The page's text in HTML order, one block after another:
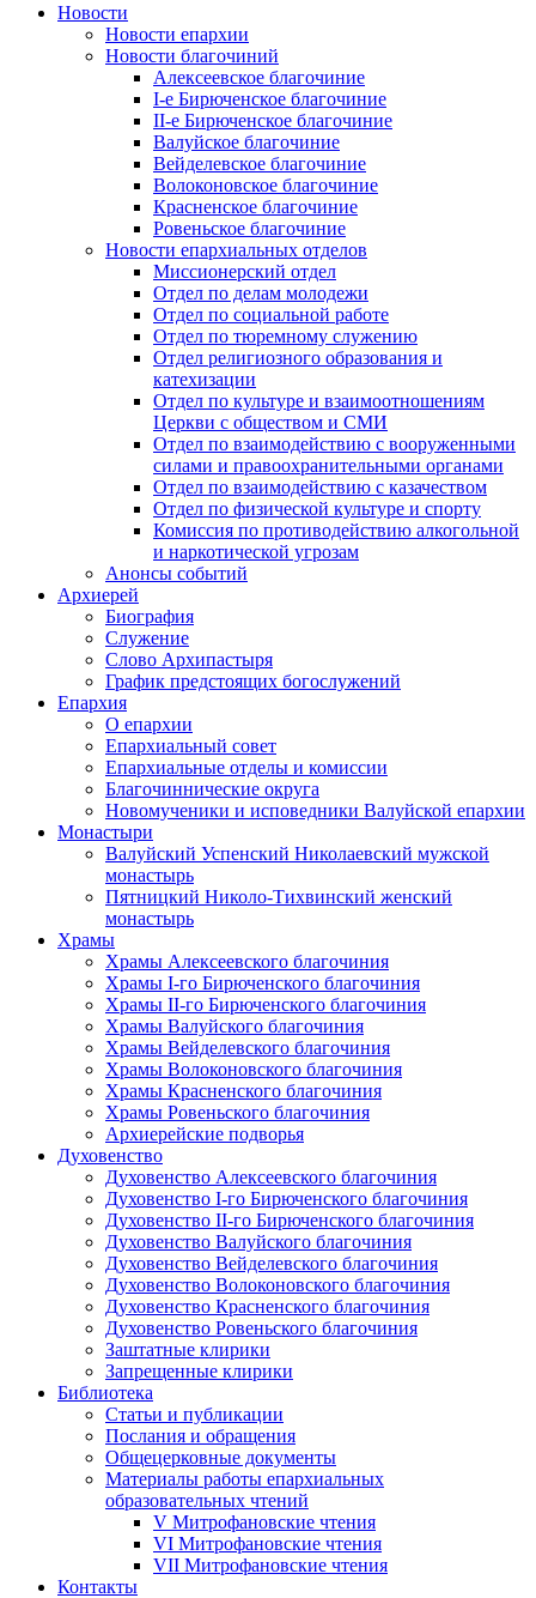
Новости
Новости епархии
Новости благочиний
Алексеевское благочиние
I-е Бирюченское благочиние
II-е Бирюченское благочиние
Валуйское благочиние
Вейделевское благочиние
Волоконовское благочиние
Красненское благочиние
Ровеньское благочиние
Новости епархиальных отделов
Миссионерский отдел
Отдел по делам молодежи
Отдел по социальной работе
Отдел по тюремному служению
Отдел религиозного образования и
катехизации
Отдел по культуре и взаимоотношениям
Церкви с обществом и СМИ
Отдел по взаимодействию с вооруженными
силами и правоохранительными органами
Отдел по взаимодействию с казачеством
Отдел по физической культуре и спорту
Комиссия по противодействию алкогольной
и наркотической угрозам
Анонсы событий
Архиерей
Биография
Служение
Слово Архипастыря
График предстоящих богослужений
Епархия
О епархии
Епархиальный совет
Епархиальные отделы и комиссии
Благочиннические округа
Новомученики и исповедники Валуйской епархии
Монастыри
Валуйский Успенский Николаевский мужской
монастырь
Пятницкий Николо-Тихвинский женский
монастырь
Храмы
Храмы Алексеевского благочиния
Храмы I-го Бирюченского благочиния
Храмы II-го Бирюченского благочиния
Храмы Валуйского благочиния
Храмы Вейделевского благочиния
Храмы Волоконовского благочиния
Храмы Красненского благочиния
Храмы Ровеньского благочиния
Архиерейские подворья
Духовенство
Духовенство Алексеевского благочиния
Духовенство I-го Бирюченского благочиния
Духовенство II-го Бирюченского благочиния
Духовенство Валуйского благочиния
Духовенство Вейделевского благочиния
Духовенство Волоконовского благочиния
Духовенство Красненского благочиния
Духовенство Ровеньского благочиния
Заштатные клирики
Запрещенные клирики
Библиотека
Статьи и публикации
Послания и обращения
Общецерковные документы
Материалы работы епархиальных
образовательных чтений
V Митрофановские чтения
VI Митрофановские чтения
VII Митрофановские чтения
Контакты